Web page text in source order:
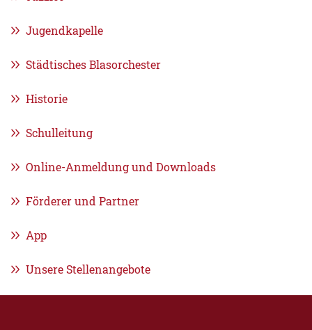
Jugendkapelle
Städtisches Blasorchester
Historie
Schulleitung
Online-Anmeldung und Downloads
Förderer und Partner
App
Unsere Stellenangebote